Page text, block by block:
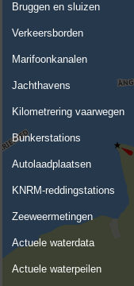
Bruggen en sluizen
Verkeersborden
Marifoonkanalen
Jachthavens
Kilometrering vaarwegen
Bunkerstations
Autolaadplaatsen
KNRM-reddingstations
Zeeweermetingen
Actuele waterdata
Actuele waterpeilen